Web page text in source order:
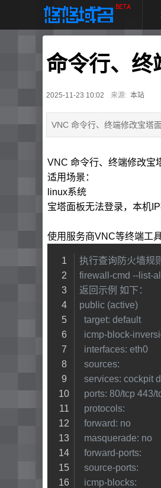
命令行、终
2025-11-23 10:02 来源: 本站
VNC 命令行、终端修改宝塔
VNC 命令行、终端修改宝
适用场景：
linux系统
宝塔面板无法登录，本机
使用服务商VNC等终端工
执行查询防火墙规
firewall-cmd --list-all
返回示例 如下：
public (active)
  target: default
icmp-block-
  interfaces: eth0
  sources:
services:
ports: 80/tcp
  protocols:
  forward: no
  masquerade: no
  forward-ports:
  source-ports:
  icmp-blocks: